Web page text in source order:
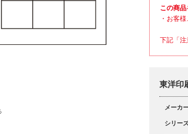
この商
・お客
下記「
東洋印
メーカ
シリー